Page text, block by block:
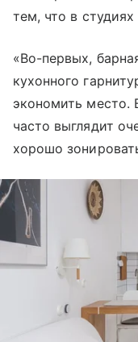
тем, что в
«Во-первых,
кухонного
экономить место.
часто выглядит
хорошо